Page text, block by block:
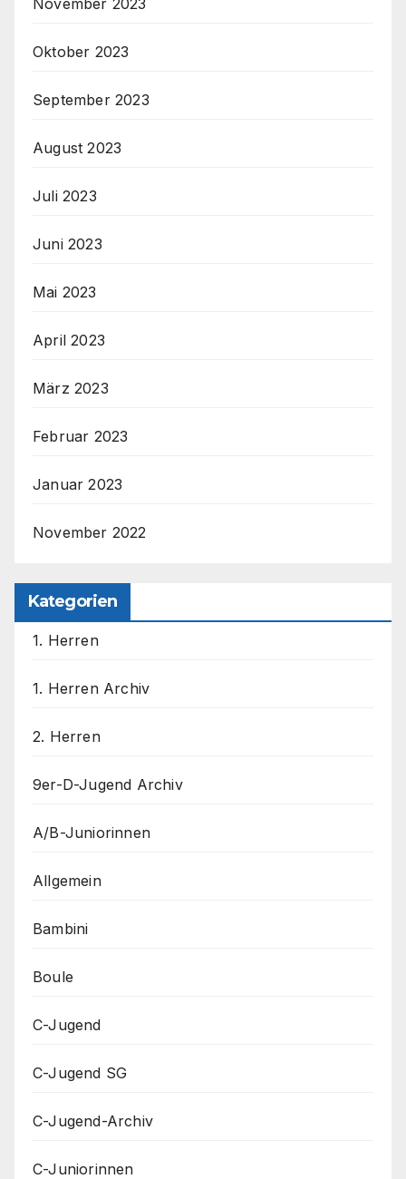
Oktober 2023
September 2023
August 2023
Juli 2023
Juni 2023
Mai 2023
April 2023
März 2023
Februar 2023
Januar 2023
November 2022
Kategorien
1. Herren
1. Herren Archiv
2. Herren
9er-D-Jugend Archiv
A/B-Juniorinnen
Allgemein
Bambini
Boule
C-Jugend
C-Jugend SG
C-Jugend-Archiv
C-Juniorinnen